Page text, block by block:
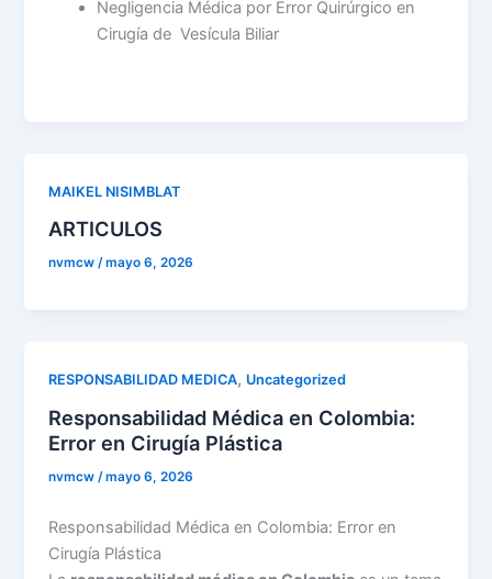
Negligencia Médica por Error Quirúrgico en
Cirugía de Vesícula Biliar
MAIKEL NISIMBLAT
ARTICULOS
nvmcw/mayo 6, 2026
RESPONSABILIDAD MEDICA, Uncategorized
Responsabilidad Médica en Colombia:
Error en Cirugía Plástica
nvmcw /mayo 6, 2026
Responsabilidad Médica en Colombia: Error en
Cirugía Plástica